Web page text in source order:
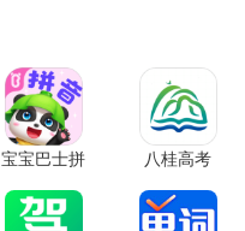
宝宝巴士拼
音
12.80.10.00
八桂高考
1.2.7 手机
版